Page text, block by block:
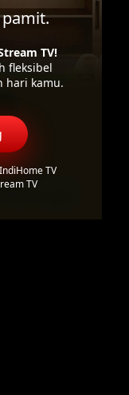
TV!
fleksibel
hari kamu.
TV
TV